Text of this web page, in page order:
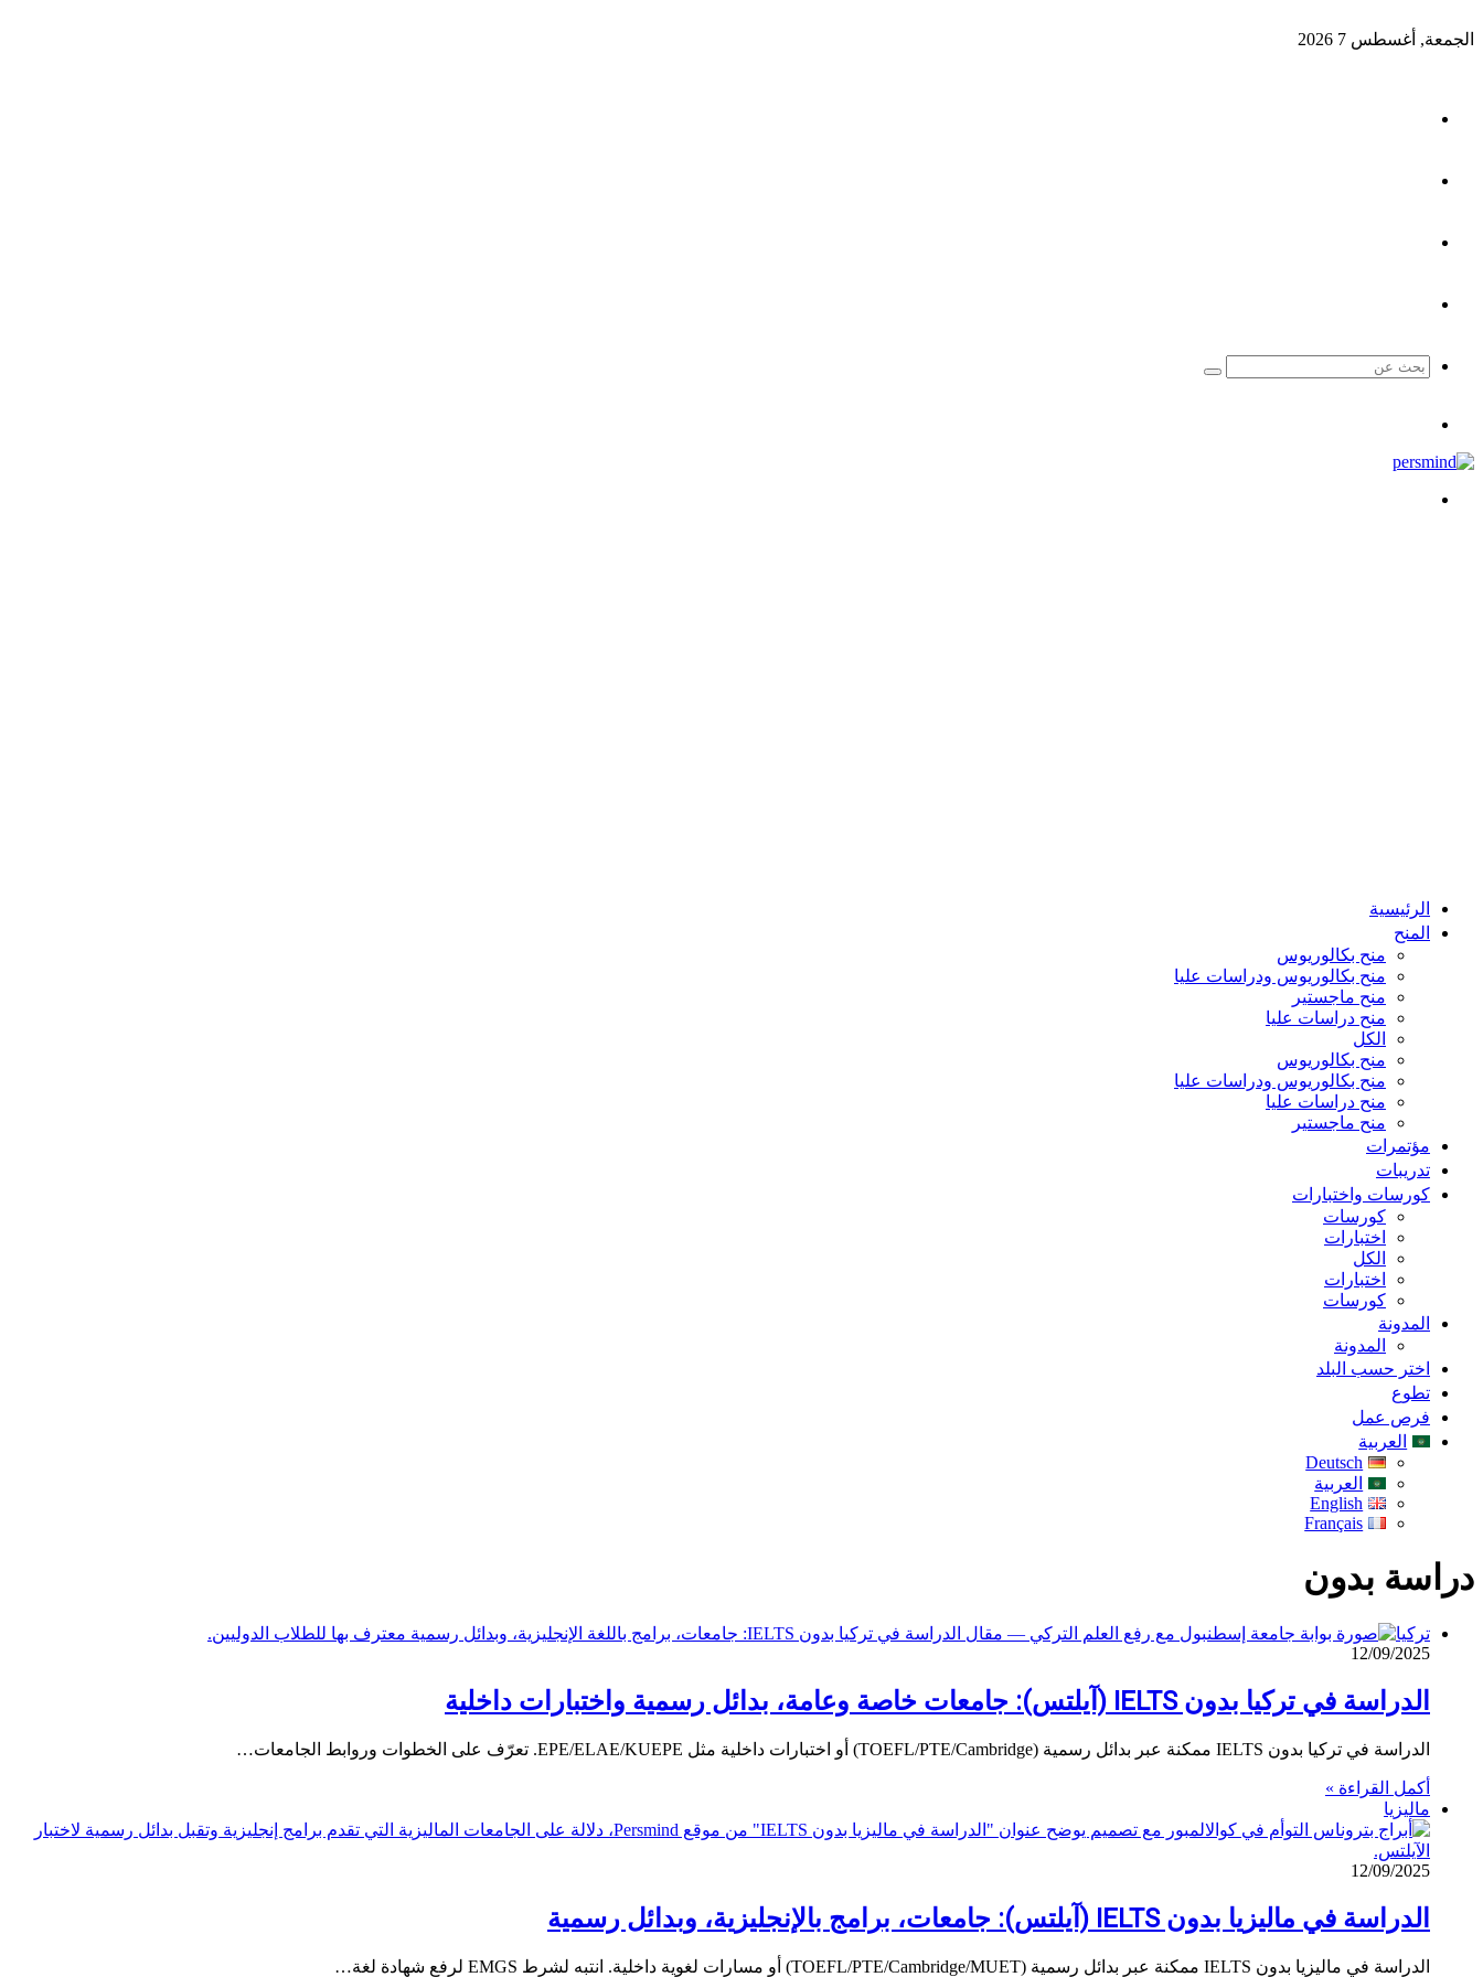
الجمعة, أغسطس 7 2026
عشوائي
بحث
الرئيسية
المنح
منح بكالوريوس
منح بكالوريوس ودراسات عليا
منح ماجستير
منح دراسات عليا
الكل
منح بكالوريوس
منح بكالوريوس ودراسات عليا
منح دراسات عليا
منح ماجستير
مؤتمرات
تدريبات
كورسات واختبارات
كورسات
اختبارات
الكل
اختبارات
كورسات
المدونة
المدونة
اختر حسب البلد
تطوع
فرص عمل
العربية
Deutsch
العربية
English
Français
دراسة بدون
تركيا
12/09/2025
الدراسة في تركيا بدون IELTS (آيلتس): جامعات خاصة وعامة، بدائل رسمية واختبارات داخلية
الدراسة في تركيا بدون IELTS ممكنة عبر بدائل رسمية (TOEFL/PTE/Cambridge) أو اختبارات داخلية مثل EPE/ELAE/KUEPE. تعرّف على الخطوات وروابط الجامعات…
أكمل القراءة »
ماليزيا
12/09/2025
الدراسة في ماليزيا بدون IELTS (آيلتس): جامعات، برامج بالإنجليزية، وبدائل رسمية
الدراسة في ماليزيا بدون IELTS ممكنة عبر بدائل رسمية (TOEFL/PTE/Cambridge/MUET) أو مسارات لغوية داخلية. انتبه لشرط EMGS لرفع شهادة لغة…